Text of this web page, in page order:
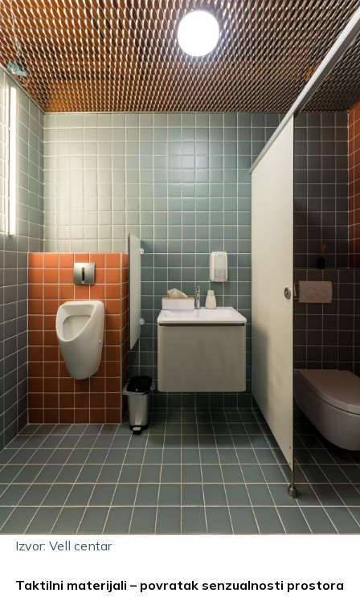
Izvor: Vell centar
Taktilni materijali – povratak senzualnosti prostora